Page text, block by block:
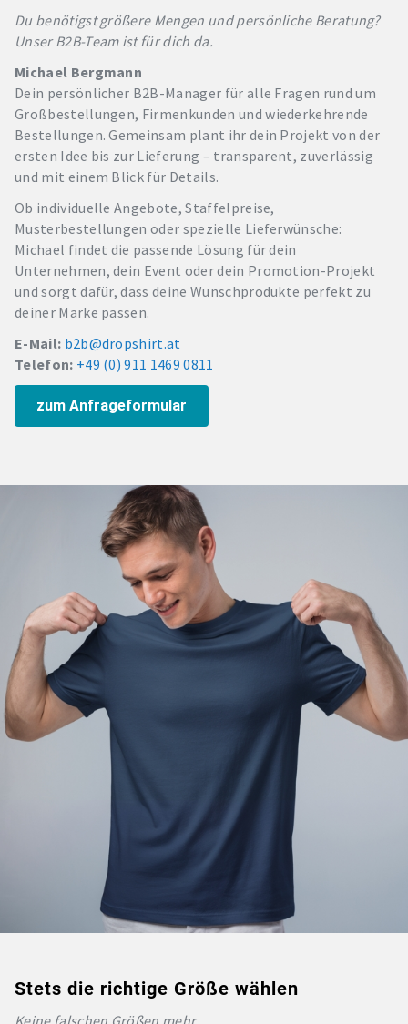
Du benötigst größere Mengen und persönliche Beratung?
Unser B2B-Team ist für dich da.
Michael Bergmann
Dein persönlicher B2B-Manager für alle Fragen rund um
Großbestellungen, Firmenkunden und wiederkehrende
Bestellungen. Gemeinsam plant ihr dein Projekt von der
ersten Idee bis zur Lieferung – transparent, zuverlässig
und mit einem Blick für Details.
Ob individuelle Angebote, Staffelpreise,
Musterbestellungen oder spezielle Lieferwünsche:
Michael findet die passende Lösung für dein
Unternehmen, dein Event oder dein Promotion-Projekt
und sorgt dafür, dass deine Wunschprodukte perfekt zu
deiner Marke passen.
E-Mail: b2b@dropshirt.at
Telefon: +49 (0) 911 1469 0811
zum Anfrageformular
Stets die richtige Größe wählen
Keine falschen Größen mehr